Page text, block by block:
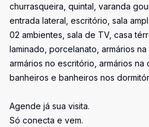
churrasqueira, quintal, varanda
entrada lateral, escritório, sala
02 ambientes, sala de TV, casa
laminado, porcelanato, armários
armários no escritório, armários na
banheiros e banheiros nos
Agende já sua visita.
Só conecta e vem.